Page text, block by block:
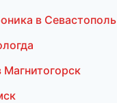
в Севастополь